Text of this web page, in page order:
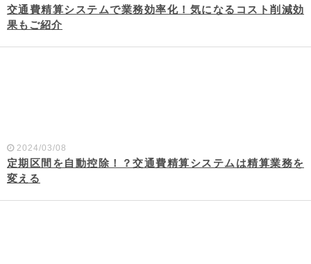
交通費精算システムで業務効率化！気になるコスト削減効
果もご紹介
2024/03/08
定期区間を自動控除！？交通費精算システムは精算業務を
変える